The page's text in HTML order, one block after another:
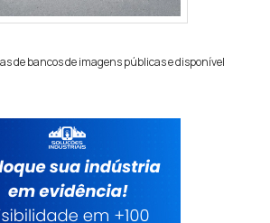
de bancos de imagens públicas e disponível